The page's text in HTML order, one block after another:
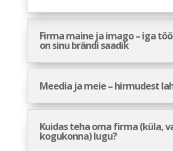
Firma maine ja imago – iga
on sinu brändi saadik
Meedia ja meie – hirmudest
Kuidas teha oma firma (küla,
kogukonna) lugu?